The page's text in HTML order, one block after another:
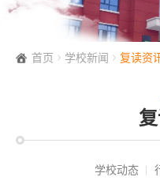
首页 学校新闻 复读资
学校动态